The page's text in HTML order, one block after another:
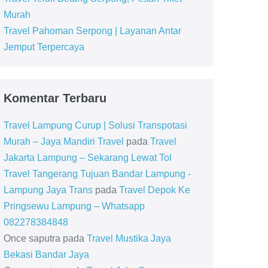
Murah
Travel Pahoman Serpong | Layanan Antar
Jemput Terpercaya
Komentar Terbaru
Travel Lampung Curup | Solusi Transpotasi
Murah – Jaya Mandiri Travel pada Travel
Jakarta Lampung – Sekarang Lewat Tol
Travel Tangerang Tujuan Bandar Lampung -
Lampung Jaya Transpada Travel Depok Ke
Pringsewu Lampung – Whatsapp
082278384848
Once saputra pada Travel Mustika Jaya
Bekasi Bandar Jaya